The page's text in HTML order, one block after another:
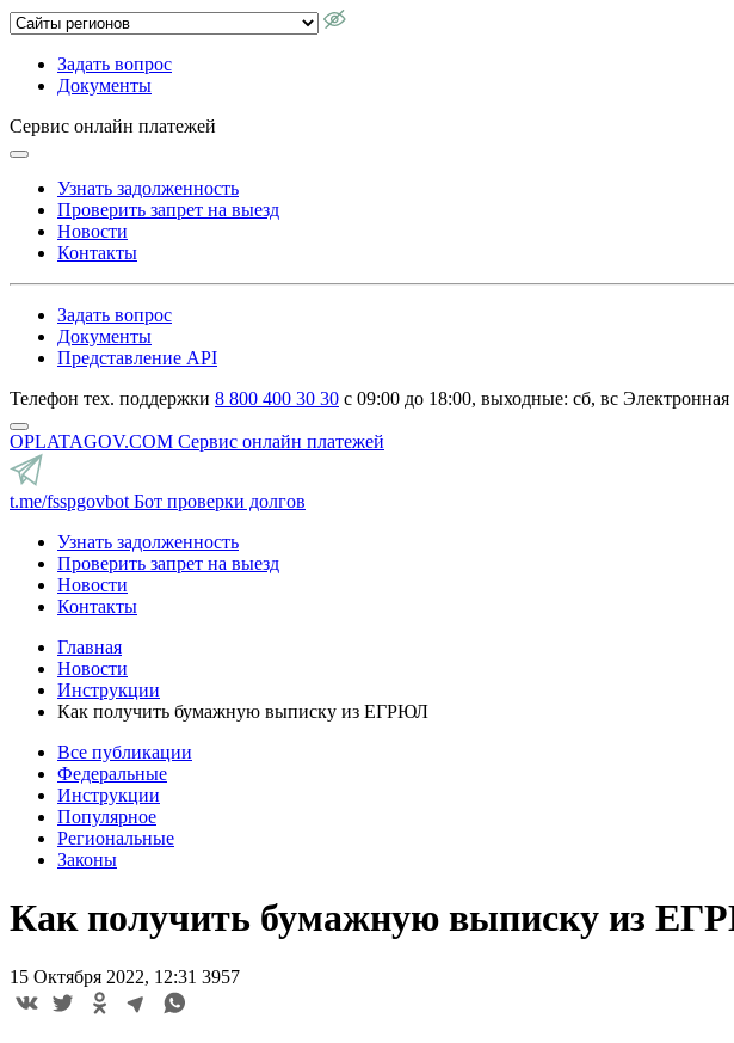
Задать вопрос
Документы
Сервис онлайн платежей
Узнать задолженность
Проверить запрет на выезд
Новости
Контакты
Задать вопрос
Документы
Представление API
Телефон тех. поддержки 8 800 400 30 30 с 09:00 до 18:00, выходные: сб, вс Электронная
OPLATAGOV.COM Сервис онлайн платежей
t.me/fsspgovbot Бот проверки долгов
Узнать задолженность
Проверить запрет на выезд
Новости
Контакты
Главная
Новости
Инструкции
Как получить бумажную выписку из ЕГРЮЛ
Все публикации
Федеральные
Инструкции
Популярное
Региональные
Законы
Как получить бумажную выписку из
15 Октября 2022, 12:31 3957